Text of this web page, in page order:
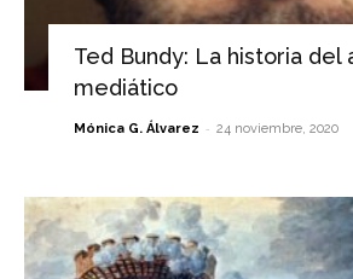
Ted Bundy: La historia del
mediático
Mónica G. Álvarez - 24 noviembre, 2020